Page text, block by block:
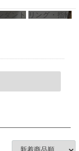
ダント
リング・指輪